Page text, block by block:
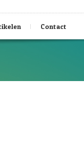
Contact